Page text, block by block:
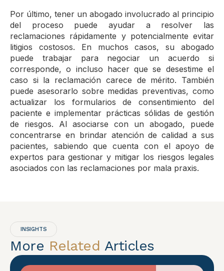
Por último, tener un abogado involucrado al principio
del proceso puede ayudar a resolver las
reclamaciones rápidamente y potencialmente evitar
litigios costosos. En muchos casos, su abogado
puede trabajar para negociar un acuerdo si
corresponde, o incluso hacer que se desestime el
caso si la reclamación carece de mérito. También
puede asesorarlo sobre medidas preventivas, como
actualizar los formularios de consentimiento del
paciente e implementar prácticas sólidas de gestión
de riesgos. Al asociarse con un abogado, puede
concentrarse en brindar atención de calidad a sus
pacientes, sabiendo que cuenta con el apoyo de
expertos para gestionar y mitigar los riesgos legales
asociados con las reclamaciones por mala praxis.
INSIGHTS
More Related Articles